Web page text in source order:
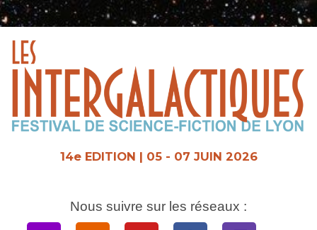
Aller
au
14e EDITION | 05 - 07 JUIN 2026
Nous suivre sur les réseaux :
DiscordInstagramYoutubeFacebookTwitch